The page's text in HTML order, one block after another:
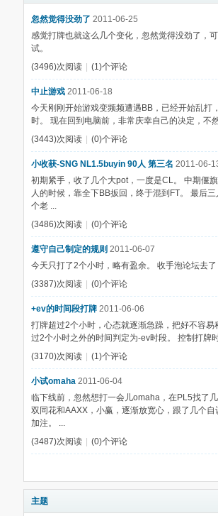
忽然觉得没劲了 2011-06-25
感觉打牌也就这么几个变化，忽然觉得没劲了，
试。
(3496)次阅读
(1)个评论
中止游戏 2011-06-18
今天刚刚开始游戏变频频遭遇BB，已经开始乱打
时。 现在回到电脑前，非常庆幸自己的决定，不
(3443)次阅读
(0)个评论
小收获-SNG NL1.5buyin 90人 第三名 2011-06-
初期紧手，收了几个大pot，一度是CL。 中期偃
人的时候，靠全下BB扳回，终于混到FT。 最后
个老 ...
(3486)次阅读
(0)个评论
遵守自己制定的规则 2011-06-07
今天只打了2个小时，略有盈余。 收手泡论坛去了
(3387)次阅读
(0)个评论
+ev的时间段打牌 2011-06-06
打牌超过2个小时，心态就逐渐急躁，把好不容
过2个小时之外的时间判定为-ev时段。 控制打牌
(3170)次阅读
(1)个评论
小试omaha 2011-06-04
临下线前，忽然想打一会儿omaha，在PL5找了
双同花和AAXX，小赢，逐渐放宽心，跟了几个
加注。 ...
(3487)次阅读
(0)个评论
主题